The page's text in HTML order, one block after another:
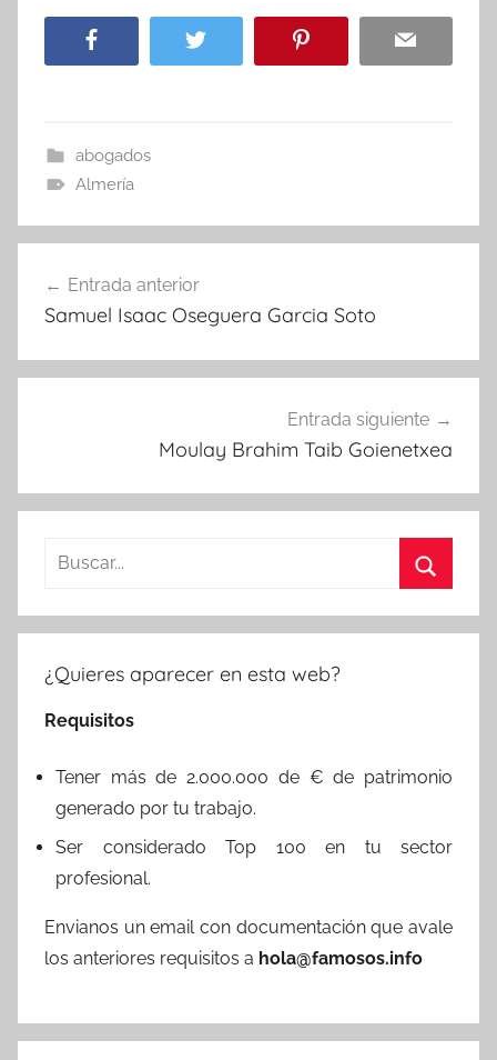
abogados
Almería
de
Entrada anterior
Samuel Isaac Oseguera Garcia Soto
Entrada siguiente
Moulay Brahim Taib Goienetxea
Buscar:
¿Quieres aparecer en esta web?
Requisitos
Tener más de 2.000.000 de € de patrimonio
generado por tu trabajo.
Ser considerado Top 100 en tu sector
profesional.
Envianos un email con documentación que avale
los anteriores requisitos a hola@famosos.info